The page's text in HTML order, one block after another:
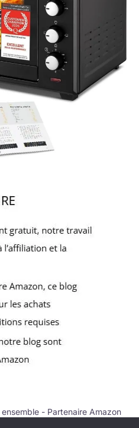
- Partenaire Amazon